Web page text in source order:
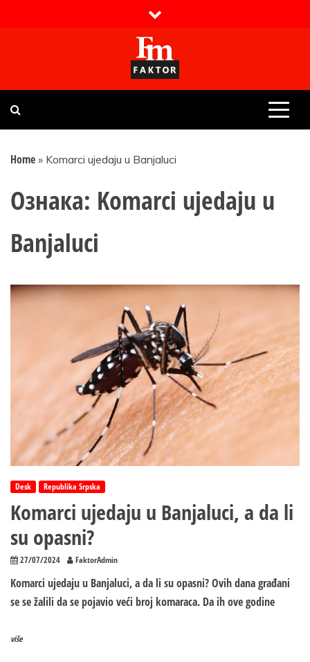
Faktor magazin
Uvijek presudan
Home » Komarci ujedaju u Banjaluci
Ознака: Komarci ujedaju u
Banjaluci
Desk Republika Srpska
Komarci ujedaju u Banjaluci, a da li
su opasni?
27/07/2024 FaktorAdmin
Komarci ujedaju u Banjaluci, a da li su opasni? Ovih dana građani
se se žalili da se pojavio veći broj komaraca. Da ih ove godine
više